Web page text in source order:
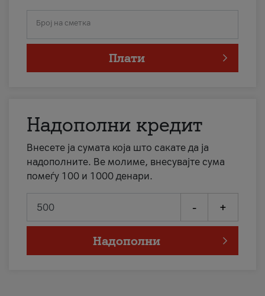
Број на сметка
Плати
Надополни кредит
Внесете ја сумата која што сакате да ја
надополните. Ве молиме, внесувајте сума
помеѓу 100 и 1000 денари.
- +
Надополни